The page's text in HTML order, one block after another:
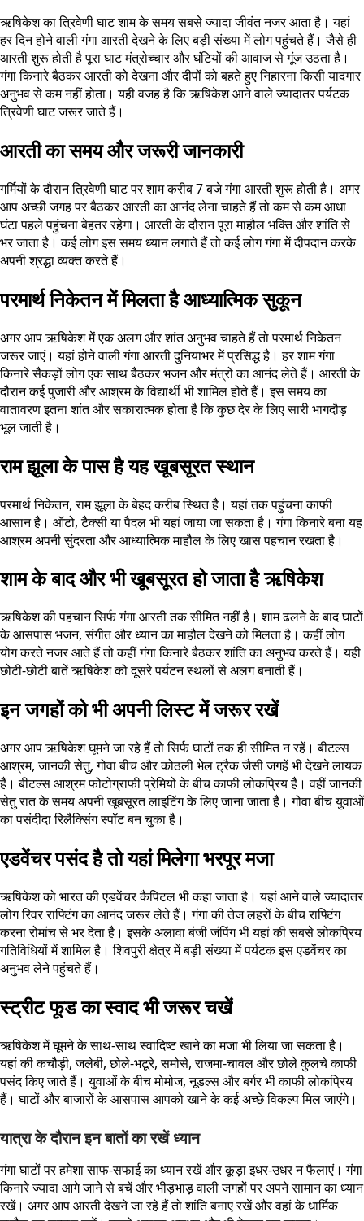
ऋषिकेश का त्रिवेणी घाट शाम के समय सबसे ज्यादा जीवंत नजर आता है। यहां
हर दिन होने वाली गंगा आरती देखने के लिए बड़ी संख्या में लोग पहुंचते हैं। जैसे ही
आरती शुरू होती है पूरा घाट मंत्रोच्चार और घंटियों की आवाज से गूंज उठता है।
गंगा किनारे बैठकर आरती को देखना और दीपों को बहते हुए निहारना किसी यादगार
अनुभव से कम नहीं होता। यही वजह है कि ऋषिकेश आने वाले ज्यादातर पर्यटक
त्रिवेणी घाट जरूर जाते हैं।
आरती का समय और जरूरी जानकारी
गर्मियों के दौरान त्रिवेणी घाट पर शाम करीब 7 बजे गंगा आरती शुरू होती है। अगर
आप अच्छी जगह पर बैठकर आरती का आनंद लेना चाहते हैं तो कम से कम आधा
घंटा पहले पहुंचना बेहतर रहेगा। आरती के दौरान पूरा माहौल भक्ति और शांति से
भर जाता है। कई लोग इस समय ध्यान लगाते हैं तो कई लोग गंगा में दीपदान करके
अपनी श्रद्धा व्यक्त करते हैं।
परमार्थ निकेतन में मिलता है आध्यात्मिक सुकून
अगर आप ऋषिकेश में एक अलग और शांत अनुभव चाहते हैं तो परमार्थ निकेतन
जरूर जाएं। यहां होने वाली गंगा आरती दुनियाभर में प्रसिद्ध है। हर शाम गंगा
किनारे सैकड़ों लोग एक साथ बैठकर भजन और मंत्रों का आनंद लेते हैं। आरती के
दौरान कई पुजारी और आश्रम के विद्यार्थी भी शामिल होते हैं। इस समय का
वातावरण इतना शांत और सकारात्मक होता है कि कुछ देर के लिए सारी भागदौड़
भूल जाती है।
राम झूला के पास है यह खूबसूरत स्थान
परमार्थ निकेतन, राम झूला के बेहद करीब स्थित है। यहां तक पहुंचना काफी
आसान है। ऑटो, टैक्सी या पैदल भी यहां जाया जा सकता है। गंगा किनारे बना यह
आश्रम अपनी सुंदरता और आध्यात्मिक माहौल के लिए खास पहचान रखता है।
शाम के बाद और भी खूबसूरत हो जाता है ऋषिकेश
ऋषिकेश की पहचान सिर्फ गंगा आरती तक सीमित नहीं है। शाम ढलने के बाद घाटों
के आसपास भजन, संगीत और ध्यान का माहौल देखने को मिलता है। कहीं लोग
योग करते नजर आते हैं तो कहीं गंगा किनारे बैठकर शांति का अनुभव करते हैं। यही
छोटी-छोटी बातें ऋषिकेश को दूसरे पर्यटन स्थलों से अलग बनाती हैं।
इन जगहों को भी अपनी लिस्ट में जरूर रखें
अगर आप ऋषिकेश घूमने जा रहे हैं तो सिर्फ घाटों तक ही सीमित न रहें। बीटल्स
आश्रम, जानकी सेतु, गोवा बीच और कोठली भेल ट्रैक जैसी जगहें भी देखने लायक
हैं। बीटल्स आश्रम फोटोग्राफी प्रेमियों के बीच काफी लोकप्रिय है। वहीं जानकी
सेतु रात के समय अपनी खूबसूरत लाइटिंग के लिए जाना जाता है। गोवा बीच युवाओं
का पसंदीदा रिलैक्सिंग स्पॉट बन चुका है।
एडवेंचर पसंद है तो यहां मिलेगा भरपूर मजा
ऋषिकेश को भारत की एडवेंचर कैपिटल भी कहा जाता है। यहां आने वाले ज्यादातर
लोग रिवर राफ्टिंग का आनंद जरूर लेते हैं। गंगा की तेज लहरों के बीच राफ्टिंग
करना रोमांच से भर देता है। इसके अलावा बंजी जंपिंग भी यहां की सबसे लोकप्रिय
गतिविधियों में शामिल है। शिवपुरी क्षेत्र में बड़ी संख्या में पर्यटक इस एडवेंचर का
अनुभव लेने पहुंचते हैं।
स्ट्रीट फूड का स्वाद भी जरूर चखें
ऋषिकेश में घूमने के साथ-साथ स्वादिष्ट खाने का मजा भी लिया जा सकता है।
यहां की कचौड़ी, जलेबी, छोले-भटूरे, समोसे, राजमा-चावल और छोले कुलचे काफी
पसंद किए जाते हैं। युवाओं के बीच मोमोज, नूडल्स और बर्गर भी काफी लोकप्रिय
हैं। घाटों और बाजारों के आसपास आपको खाने के कई अच्छे विकल्प मिल जाएंगे।
यात्रा के दौरान इन बातों का रखें ध्यान
गंगा घाटों पर हमेशा साफ-सफाई का ध्यान रखें और कूड़ा इधर-उधर न फैलाएं। गंगा
किनारे ज्यादा आगे जाने से बचें और भीड़भाड़ वाली जगहों पर अपने सामान का ध्यान
रखें। अगर आप आरती देखने जा रहे हैं तो शांति बनाए रखें और वहां के धार्मिक